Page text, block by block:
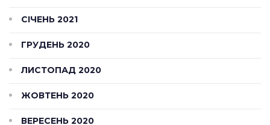
СІЧЕНЬ 2021
ГРУДЕНЬ 2020
ЛИСТОПАД 2020
ЖОВТЕНЬ 2020
ВЕРЕСЕНЬ 2020